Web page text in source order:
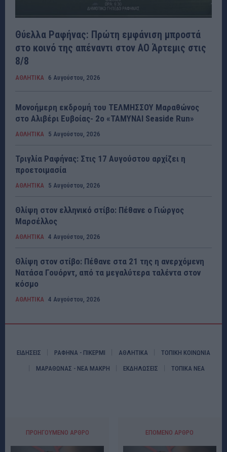
Θύελλα Ραφήνας: Πρώτη εμφάνιση μπροστά
στο κοινό της απέναντι στον ΑΟ Άρτεμις στις
8/8
ΑΘΛΗΤΙΚΑ 6 Αυγούστου, 2026
Μονοήμερη εκδρομή του ΤΕΛΜΗΣΣΟΥ Μαραθώνος
στο Αλιβέρι Ευβοίας- 2ο «ΤΑΜΥΝΑΙ Seaside Run»
ΑΘΛΗΤΙΚΑ 5 Αυγούστου, 2026
Τριγλία Ραφήνας: Στις 17 Αυγούστου αρχίζει η
προετοιμασία
ΑΘΛΗΤΙΚΑ 5 Αυγούστου, 2026
Θλίψη στον ελληνικό στίβο: Πέθανε ο Γιώργος
Μαρσέλλος
ΑΘΛΗΤΙΚΑ 4 Αυγούστου, 2026
Θλίψη στον στίβο: Πέθανε στα 21 της η ανερχόμενη
Νατάσα Γουόρντ, από τα μεγαλύτερα ταλέντα στον
κόσμο
ΑΘΛΗΤΙΚΑ 4 Αυγούστου, 2026
ΕΙΔΗΣΕΙΣ ΡΑΦΗΝΑ - ΠΙΚΕΡΜΙ ΑΘΛΗΤΙΚΑ ΤΟΠΙΚΗ ΚΟΙΝΩΝΙΑ
ΜΑΡΑΘΩΝΑΣ - ΝΕΑ ΜΑΚΡΗ ΕΚΔΗΛΩΣΕΙΣ ΤΟΠΙΚΑ ΝΕΑ
ΠΡΟΗΓΟΎΜΕΝΟ ΆΡΘΡΟ ΕΠΌΜΕΝΟ ΆΡΘΡΟ